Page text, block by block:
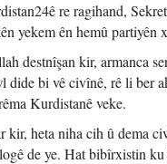
re ragihand,
yekem ên hemû partiyên
destnîşan kir, armanca
dide bi vê civînê, rê li ber
Kurdistanê veke.
kir, heta niha cih û dema
de ye. Hat bibîrxistin